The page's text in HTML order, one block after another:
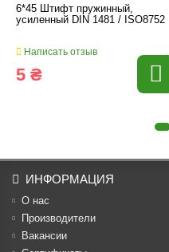
6*45 Штифт пружинный,
усиленный DIN 1481 / ISO8752
Написать отзыв
5 ₴
ИНФОРМАЦИЯ
О нас
Производители
Вакансии